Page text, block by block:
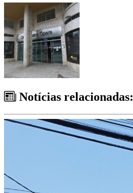
Notícias relacionadas: